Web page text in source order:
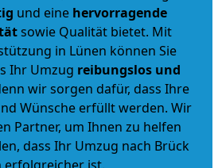
und eine hervorragende
sowie Qualität bietet. Mit
in Lünen können Sie
Ihr Umzug reibungslos und
wir sorgen dafür, dass Ihre
Wünsche erfüllt werden. Wir
Partner, um Ihnen zu helfen
dass Ihr Umzug nach Brück
erfolgreicher ist.